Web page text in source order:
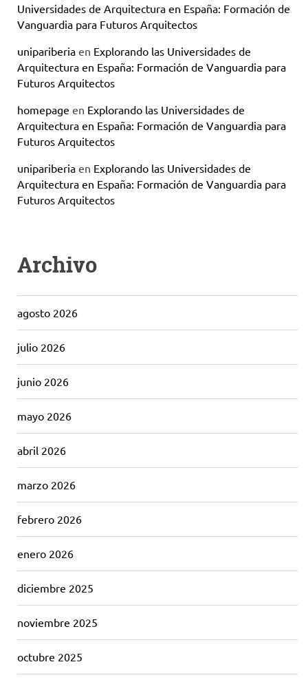
Universidades de Arquitectura en España: Formación de
Vanguardia para Futuros Arquitectos
unipariberia en Explorando las Universidades de
Arquitectura en España: Formación de Vanguardia para
Futuros Arquitectos
homepage en Explorando las Universidades de
Arquitectura en España: Formación de Vanguardia para
Futuros Arquitectos
unipariberia en Explorando las Universidades de
Arquitectura en España: Formación de Vanguardia para
Futuros Arquitectos
Archivo
agosto 2026
julio 2026
junio 2026
mayo 2026
abril 2026
marzo 2026
febrero 2026
enero 2026
diciembre 2025
noviembre 2025
octubre 2025